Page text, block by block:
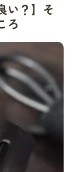
い？】そ
ろ